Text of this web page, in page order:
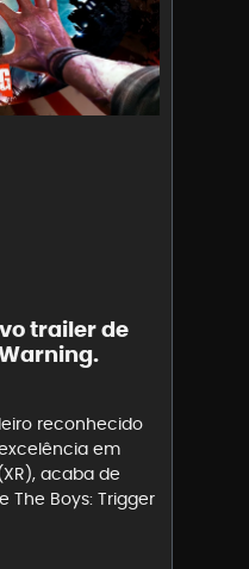
trailer de
reconhecido
em
acaba de
The Boys: Trigger